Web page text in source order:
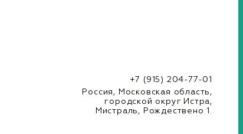
+7 (915) 204-77-01
Россия, Московская область,
городской округ Истра,
Мистраль, Рождествено 1.